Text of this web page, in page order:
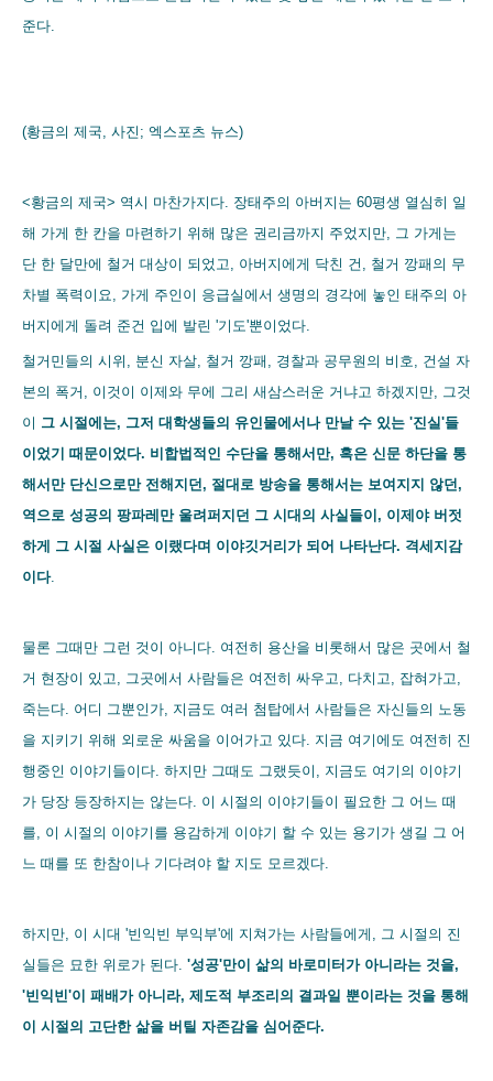
준다.
(황금의 제국, 사진; 엑스포츠 뉴스)
<황금의 제국> 역시 마찬가지다. 장태주의 아버지는 60평생 열심히 일
해 가게 한 칸을 마련하기 위해 많은 권리금까지 주었지만, 그 가게는
단 한 달만에 철거 대상이 되었고, 아버지에게 닥친 건, 철거 깡패의 무
차별 폭력이요, 가게 주인이 응급실에서 생명의 경각에 놓인 태주의 아
버지에게 돌려 준건 입에 발린 '기도'뿐이었다.
철거민들의 시위, 분신 자살, 철거 깡패, 경찰과 공무원의 비호, 건설 자
본의 폭거, 이것이 이제와 무에 그리 새삼스러운 거냐고 하겠지만, 그것
이 그 시절에는, 그저 대학생들의 유인물에서나 만날 수 있는 '진실'들
이었기 때문이었다. 비합법적인 수단을 통해서만, 혹은 신문 하단을 통
해서만 단신으로만 전해지던, 절대로 방송을 통해서는 보여지지 않던,
역으로 성공의 팡파레만 울려퍼지던 그 시대의 사실들이, 이제야 버젓
하게 그 시절 사실은 이랬다며 이야깃거리가 되어 나타난다. 격세지감
이다.
물론 그때만 그런 것이 아니다. 여전히 용산을 비롯해서 많은 곳에서 철
거 현장이 있고, 그곳에서 사람들은 여전히 싸우고, 다치고, 잡혀가고,
죽는다. 어디 그뿐인가, 지금도 여러 첨탑에서 사람들은 자신들의 노동
을 지키기 위해 외로운 싸움을 이어가고 있다. 지금 여기에도 여전히 진
행중인 이야기들이다. 하지만 그때도 그랬듯이, 지금도 여기의 이야기
가 당장 등장하지는 않는다. 이 시절의 이야기들이 필요한 그 어느 때
를, 이 시절의 이야기를 용감하게 이야기 할 수 있는 용기가 생길 그 어
느 때를 또 한참이나 기다려야 할 지도 모르겠다.
하지만, 이 시대 '빈익빈 부익부'에 지쳐가는 사람들에게, 그 시절의 진
실들은 묘한 위로가 된다. '성공'만이 삶의 바로미터가 아니라는 것을,
'빈익빈'이 패배가 아니라, 제도적 부조리의 결과일 뿐이라는 것을 통해
이 시절의 고단한 삶을 버틸 자존감을 심어준다.